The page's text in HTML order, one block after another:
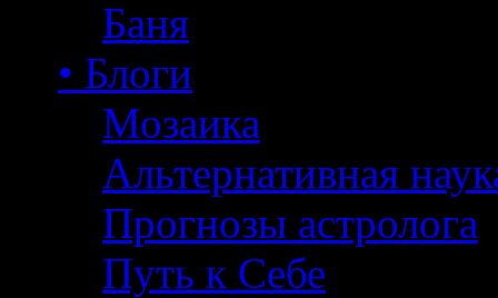
Баня
• Блоги
Мозаика
Альтернативная
Прогнозы астролога
Путь к Себе